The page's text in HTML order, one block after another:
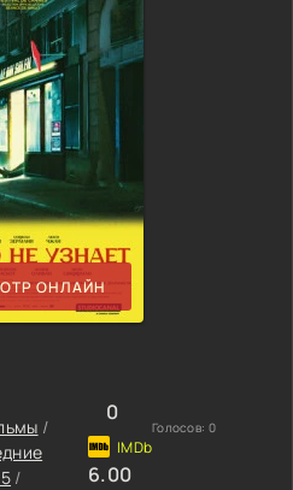
ОНЛАЙН
/
/
0
Голосов: 0
6.00